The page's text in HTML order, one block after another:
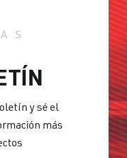
y sé el
más